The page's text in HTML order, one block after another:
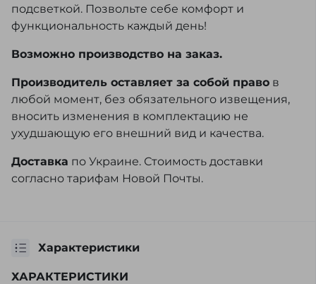
подсветкой. Позвольте себе комфорт и
функциональность каждый день!
Возможно производство на заказ.
Производитель оставляет за собой право в
любой момент, без обязательного извещения,
вносить изменения в комплектацию не
ухудшающую его внешний вид и качества.
Доставка по Украине. Стоимость доставки
согласно тарифам Новой Почты.
Характеристики
ХАРАКТЕРИСТИКИ